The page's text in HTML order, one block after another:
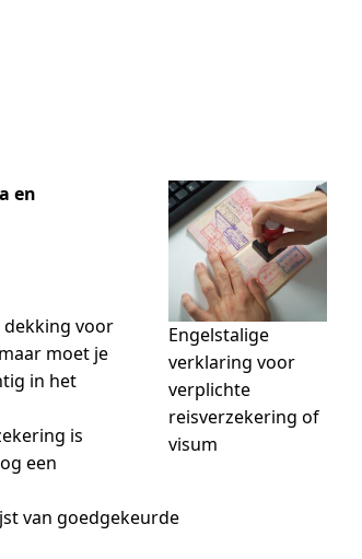
Engelstalige
verklaring voor
verplichte
reisverzekering of
visum
en
dekking voor
moet je
in het
is
een
van goedgekeurde